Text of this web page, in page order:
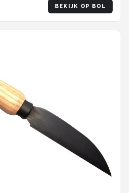
BEKIJK OP BOL